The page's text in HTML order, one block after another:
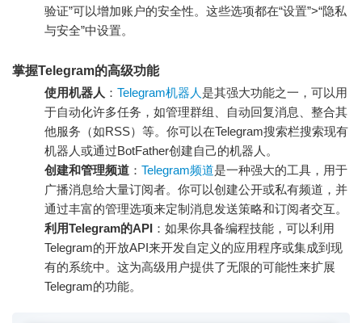
验证”可以增加账户的安全性。这些选项都在“设置”>“隐私
与安全”中设置。
掌握Telegram的高级功能
使用机器人 ： Telegram机器人 是其强大功能之一，可以用
于自动化许多任务，如管理群组、自动回复消息、整合其
他服务（如RSS）等。你可以在Telegram搜索栏搜索现有
机器人或通过BotFather创建自己的机器人。
创建和管理频道 ： Telegram频道是一种强大的工具，用于
广播消息给大量订阅者。你可以创建公开或私有频道，并
通过丰富的管理选项来定制消息发送策略和订阅者交互。
利用Telegram的API ：如果你具备编程技能，可以利用
Telegram的开放API来开发自定义的应用程序或集成到现
有的系统中。这为高级用户提供了无限的可能性来扩展
Telegram的功能。